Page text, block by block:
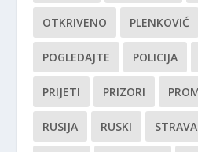
OTKRIVENO PLENKOVIĆ
POGLEDAJTE POLICIJA
PRIJETI PRIZORI
RUSIJA RUSKI STRAVA